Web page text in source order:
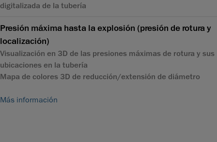
digitalizada de la tubería
Presión máxima hasta la explosión (presión de rotura y
localización)
Visualización en 3D de las presiones máximas de rotura y sus
ubicaciones en la tubería
Mapa de colores 3D de reducción/extensión de diámetro
Más información